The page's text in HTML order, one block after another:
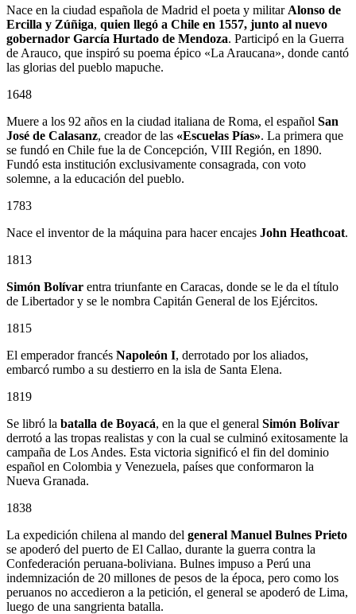
Nace en la ciudad española de Madrid el poeta y militar Alonso de
Ercilla y Zúñiga, quien llegó a Chile en 1557, junto al nuevo
gobernador García Hurtado de Mendoza. Participó en la Guerra
de Arauco, que inspiró su poema épico «La Araucana», donde cantó
las glorias del pueblo mapuche.
1648
Muere a los 92 años en la ciudad italiana de Roma, el español San
José de Calasanz, creador de las «Escuelas Pías». La primera que
se fundó en Chile fue la de Concepción, VIII Región, en 1890.
Fundó esta institución exclusivamente consagrada, con voto
solemne, a la educación del pueblo.
1783
Nace el inventor de la máquina para hacer encajes John Heathcoat.
1813
Simón Bolívar entra triunfante en Caracas, donde se le da el título
de Libertador y se le nombra Capitán General de los Ejércitos.
1815
El emperador francés Napoleón I, derrotado por los aliados,
embarcó rumbo a su destierro en la isla de Santa Elena.
1819
Se libró la batalla de Boyacá, en la que el general Simón Bolívar
derrotó a las tropas realistas y con la cual se culminó exitosamente la
campaña de Los Andes. Esta victoria significó el fin del dominio
español en Colombia y Venezuela, países que conformaron la
Nueva Granada.
1838
La expedición chilena al mando del general Manuel Bulnes Prieto
se apoderó del puerto de El Callao, durante la guerra contra la
Confederación peruana-boliviana. Bulnes impuso a Perú una
indemnización de 20 millones de pesos de la época, pero como los
peruanos no accedieron a la petición, el general se apoderó de Lima,
luego de una sangrienta batalla.